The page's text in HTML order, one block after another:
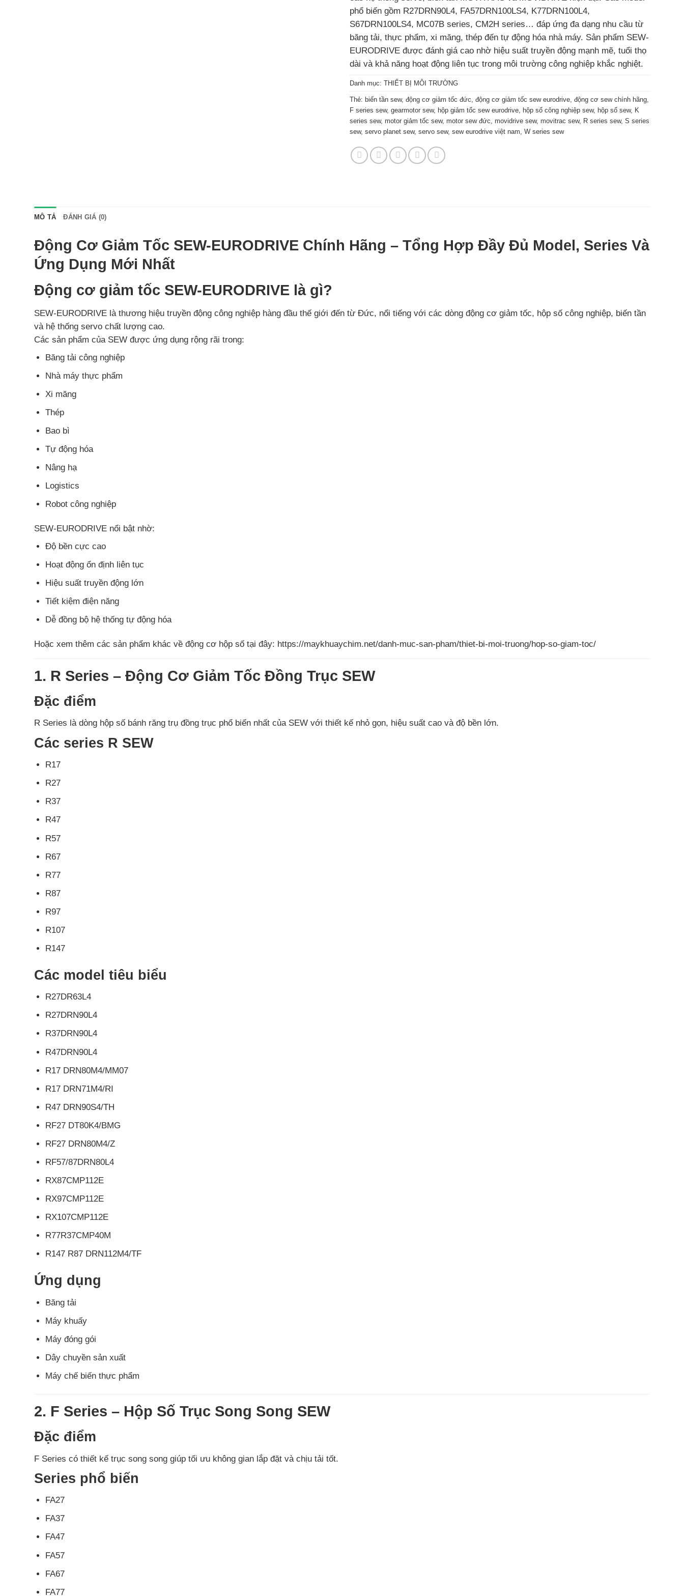
phổ biến gồm R27DRN90L4, FA57DRN100LS4, K77DRN100L4,
S67DRN100LS4, MC07B series, CM2H series… đáp ứng đa dạng nhu cầu từ
băng tải, thực phẩm, xi măng, thép đến tự động hóa nhà máy. Sản phẩm SEW-
EURODRIVE được đánh giá cao nhờ hiệu suất truyền động mạnh mẽ, tuổi thọ
dài và khả năng hoạt động liên tục trong môi trường công nghiệp khắc nghiệt.
Danh mục: THIẾT BỊ MÔI TRƯỜNG
Thẻ: biến tần sew, động cơ giảm tốc đức, động cơ giảm tốc sew eurodrive, động cơ sew chính hãng,
F series sew, gearmotor sew, hộp giảm tốc sew eurodrive, hộp số công nghiệp sew, hộp số sew, K
series sew, motor giảm tốc sew, motor sew đức, movidrive sew, movitrac sew, R series sew, S series
sew, servo planet sew, servo sew, sew eurodrive việt nam, W series sew
MÔ TẢ ĐÁNH GIÁ (0)
Động Cơ Giảm Tốc SEW-EURODRIVE Chính Hãng – Tổng Hợp Đầy Đủ Model, Series Và
Ứng Dụng Mới Nhất
Động cơ giảm tốc SEW-EURODRIVE là gì?
SEW-EURODRIVE là thương hiệu truyền động công nghiệp hàng đầu thế giới đến từ Đức, nổi tiếng với các dòng động cơ giảm tốc, hộp số công nghiệp, biến tần
và hệ thống servo chất lượng cao.
Các sản phẩm của SEW được ứng dụng rộng rãi trong:
Băng tải công nghiệp
Nhà máy thực phẩm
Xi măng
Thép
Bao bì
Tự động hóa
Nâng hạ
Logistics
Robot công nghiệp
SEW-EURODRIVE nổi bật nhờ:
Độ bền cực cao
Hoạt động ổn định liên tục
Hiệu suất truyền động lớn
Tiết kiệm điện năng
Dễ đồng bộ hệ thống tự động hóa
Hoặc xem thêm các sản phẩm khác về động cơ hộp số tại đây: https://maykhuaychim.net/danh-muc-san-pham/thiet-bi-moi-truong/hop-so-giam-toc/
1. R Series – Động Cơ Giảm Tốc Đồng Trục SEW
Đặc điểm
R Series là dòng hộp số bánh răng trụ đồng trục phổ biến nhất của SEW với thiết kế nhỏ gọn, hiệu suất cao và độ bền lớn.
Các series R SEW
R17
R27
R37
R47
R57
R67
R77
R87
R97
R107
R147
Các model tiêu biểu
R27DR63L4
R27DRN90L4
R37DRN90L4
R47DRN90L4
R17 DRN80M4/MM07
R17 DRN71M4/RI
R47 DRN90S4/TH
RF27 DT80K4/BMG
RF27 DRN80M4/Z
RF57/87DRN80L4
RX87CMP112E
RX97CMP112E
RX107CMP112E
R77R37CMP40M
R147 R87 DRN112M4/TF
Ứng dụng
Băng tải
Máy khuấy
Máy đóng gói
Dây chuyền sản xuất
Máy chế biến thực phẩm
2. F Series – Hộp Số Trục Song Song SEW
Đặc điểm
F Series có thiết kế trục song song giúp tối ưu không gian lắp đặt và chịu tải tốt.
Series phổ biến
FA27
FA37
FA47
FA57
FA67
FA77